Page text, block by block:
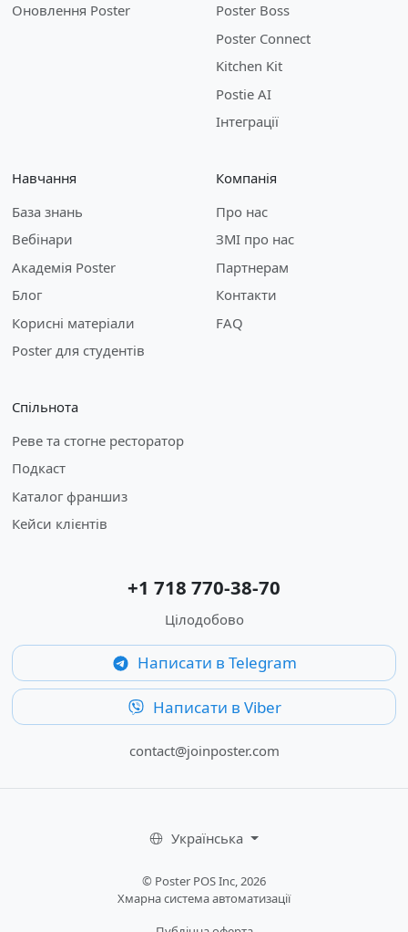
Оновлення Poster
Poster Boss
Poster Connect
Kitchen Kit
Postie AI
Інтеграції
Навчання
База знань
Вебінари
Академія Poster
Блог
Корисні матеріали
Poster для студентів
Компанія
Про нас
ЗМІ про нас
Партнерам
Контакти
FAQ
Спільнота
Реве та стогне ресторатор
Подкаст
Каталог франшиз
Кейси клієнтів
+1 718 770-38-70
Цілодобово
Написати в Telegram
Написати в Viber
contact@joinposter.com
Українська
© Poster POS Inc, 2026
Хмарна система автоматизації